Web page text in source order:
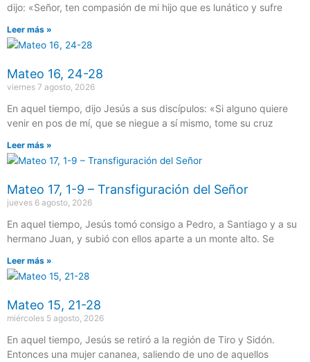
dijo: «Señor, ten compasión de mi hijo que es lunático y sufre
Leer más »
Mateo 16, 24-28
viernes 7 agosto, 2026
En aquel tiempo, dijo Jesús a sus discípulos: «Si alguno quiere
venir en pos de mí, que se niegue a sí mismo, tome su cruz
Leer más »
Mateo 17, 1-9 – Transfiguración del Señor
jueves 6 agosto, 2026
En aquel tiempo, Jesús tomó consigo a Pedro, a Santiago y a su
hermano Juan, y subió con ellos aparte a un monte alto. Se
Leer más »
Mateo 15, 21-28
miércoles 5 agosto, 2026
En aquel tiempo, Jesús se retiró a la región de Tiro y Sidón.
Entonces una mujer cananea, saliendo de uno de aquellos